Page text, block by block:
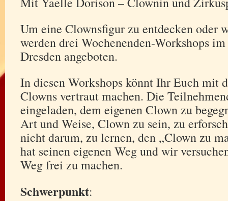
Um eine Clownsfigur zu entdecken oder
werden drei Wochenenden-Workshops
Dresden angeboten.
In diesen Workshops könnt Ihr Euch mit
Clowns vertraut machen. Die
eingeladen, dem eigenen Clown zu
Art und Weise, Clown zu sein, zu
nicht darum, zu lernen, den „Clown zu
hat seinen eigenen Weg und wir
Weg frei zu machen.
Schwerpunkt: